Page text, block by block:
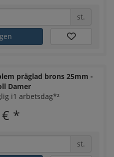
st.
präglad brons 25mm -
Damer
i1 arbetsdag*²
*
st.